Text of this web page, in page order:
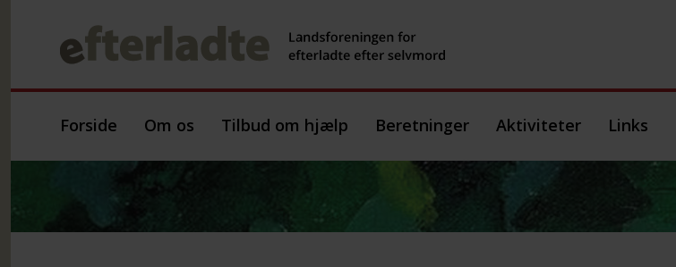
Forside Om os Tilbud om hjælp Beretninger Aktiviteter Links